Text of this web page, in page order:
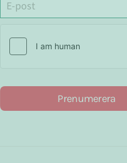
Prenumerera